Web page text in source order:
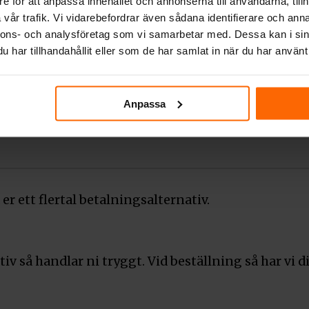
trafik. Vi vidarebefordrar även sådana identifierare och
och analysföretag som vi samarbetar med. Dessa kan i
har tillhandahållit eller som de har samlat in när du har
Anpassa
på ett kontrollerat sätt ut i rummet. Detta
er ett flertal betalningsalternativ.
så handlar ni tryggt. Vid beställning så har vi